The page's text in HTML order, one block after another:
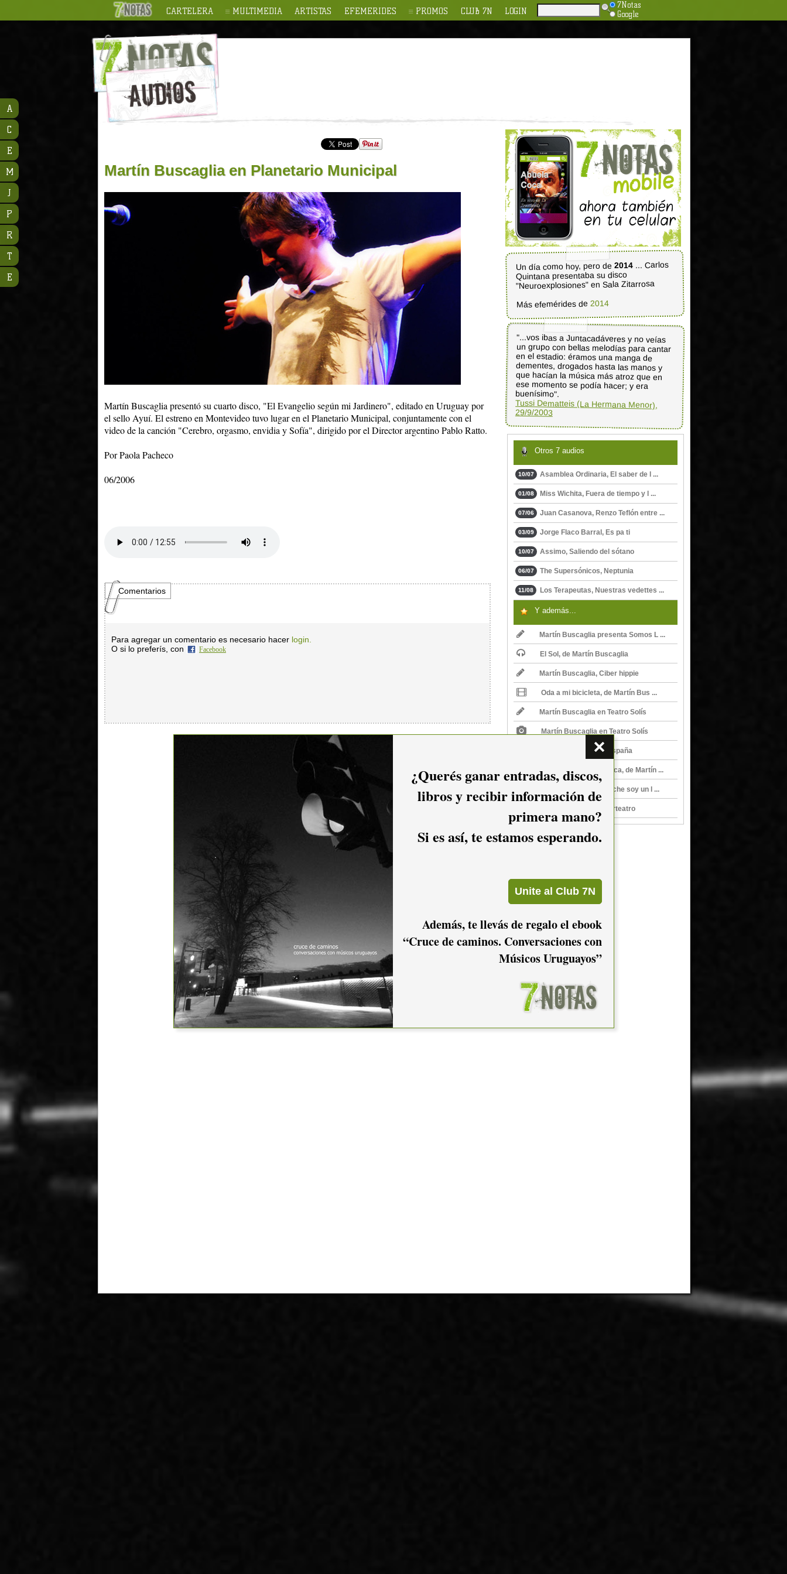
CARTELERA MULTIMEDIA ARTISTAS EFEMERIDES PROMOS CLUB 7N LOGIN
7Notas
Google
Martín Buscaglia en Planetario Municipal
Martín Buscaglia presentó su cuarto disco, "El Evangelio según mi Jardinero", editado en Uruguay por
el sello Ayuí. El estreno en Montevideo tuvo lugar en el Planetario Municipal, conjuntamente con el
video de la canción "Cerebro, orgasmo, envidia y Sofía", dirigido por el Director argentino Pablo Ratto.
Por Paola Pacheco
06/2006
Comentarios
Para agregar un comentario es necesario hacer login.
O si lo preferís, con
Facebook
Un día como hoy, pero de 2014 ... Carlos
Quintana presentaba su disco
"Neuroexplosiones" en Sala Zitarrosa
Más efemérides de 2014
"...vos ibas a Juntacadáveres y no veías
un grupo con bellas melodías para cantar
en el estadio: éramos una manga de
dementes, drogados hasta las manos y
que hacían la música más atroz que en
ese momento se podía hacer; y era
buenísimo".
Tussi Dematteis (La Hermana Menor),
29/9/2003
Otros 7 audios
10/07 Asamblea Ordinaria, El saber de l ...
01/08 Miss Wichita, Fuera de tiempo y l ...
07/06 Juan Casanova, Renzo Teflón entre ...
03/09 Jorge Flaco Barral, Es pa ti
10/07 Assimo, Saliendo del sótano
06/07 The Supersónicos, Neptunia
11/08 Los Terapeutas, Nuestras vedettes ...
Y además...
Martín Buscaglia presenta Somos L ...
El Sol, de Martín Buscaglia
Martín Buscaglia, Ciber hippie
Oda a mi bicicleta, de Martín Bus ...
Martín Buscaglia en Teatro Solís
Martín Buscaglia en Teatro Solís
Martín Buscaglia en España
No vamos a parar nunca, de Martín ...
Presiento que esta noche soy un l ...
Martín Buscaglia en Arteatro
A
C
E
M
J
P
R
T
E
¿Querés ganar entradas, discos,
libros y recibir información de
primera mano?
Si es así, te estamos esperando.
Además, te llevás de regalo el ebook
“Cruce de caminos. Conversaciones con
Músicos Uruguayos”